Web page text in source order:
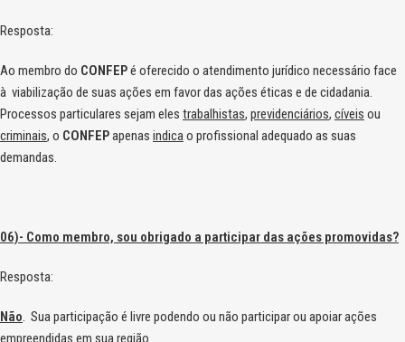
Resposta:
Ao membro do CONFEPé oferecido o atendimento jurídico necessário face
à viabilização de suas ações em favor das ações éticas e de cidadania.
Processos particulares sejam eles trabalhistas, previdenciários, cíveis ou
criminais, o CONFEPapenas indicao profissional adequado as suas
demandas.
06)- Como membro, sou obrigado a participar das ações promovidas?
Resposta:
Não. Sua participação é livre podendo ou não participar ou apoiar ações
empreendidas em sua região.